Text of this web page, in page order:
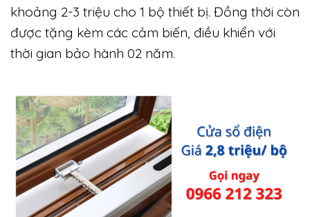
khoảng 2-3 triệu cho 1 bộ thiết bị. Đồng thời còn
được tặng kèm các cảm biến, điều khiển với
thời gian bảo hành 02 năm.